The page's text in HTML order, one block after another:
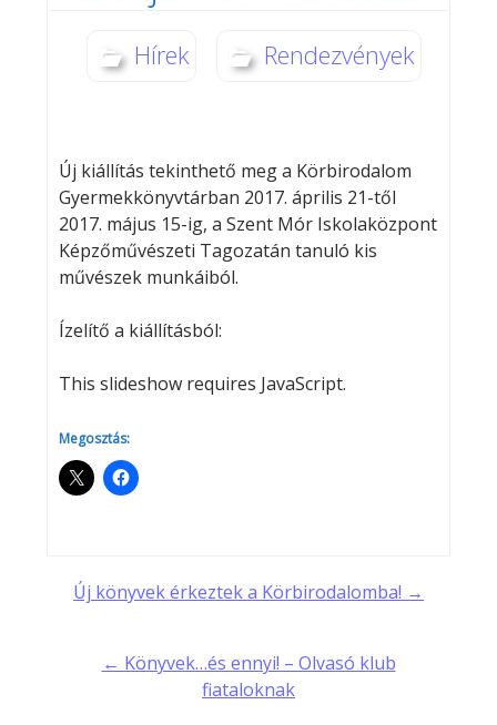
Hírek Rendezvények
Új kiállítás tekinthető meg a Körbirodalom
Gyermekkönyvtárban 2017. április 21-től
2017. május 15-ig, a Szent Mór Iskolaközpont
Képzőművészeti Tagozatán tanuló kis
művészek munkáiból.
Ízelítő a kiállításból:
This slideshow requires JavaScript.
Megosztás:
Post
navigation
Új könyvek érkeztek a Körbirodalomba! →
← Könyvek…és ennyi! – Olvasó klub
fiataloknak